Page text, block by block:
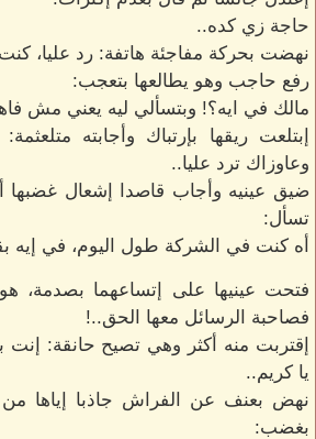
حاجة زي كده..
نهضت بحركة مفاجئة هاتفة: رد عليا،
رفع حاجب وهو يطالعها بتعجب:
مالك في ايه؟! وبتسألي ليه يعني مش
إبتلعت ريقها بإرتباك وأجابته
وعاوزاك ترد عليا..
ضيق عينيه وأجاب قاصدا إشعال غضبها
تسأل:
أه كنت في الشركة طول اليوم، في إيه
فتحت عينيها على إتساعهما بصدمة،
فصاحبة الرسائل معها الحق..!
إقتربت منه أكثر وهي تصيح حانقة: إنت
يا كريم..
نهض بعنف عن الفراش جاذبا إياها من
بغضب: